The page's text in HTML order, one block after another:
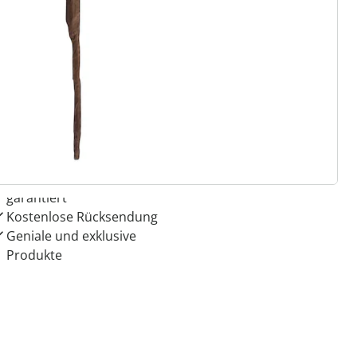
für
moderne Hausfrau
Dauerhaft günstige Preise
garantiert
Kostenlose Rücksendung
Geniale und exklusive
Produkte